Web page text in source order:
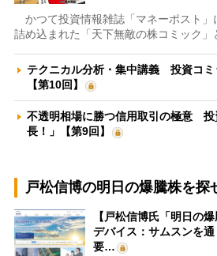
かつて投資情報雑誌「マネーポスト」
詰め込まれた「天下無敵の株コミック
テクニカル分析・集中講義 投資コミ
【第10回】
不透明相場に勝つ信用取引の極意 投
長！」【第9回】
戸松信博の明日の爆騰株を探
【戸松信博氏「明日の
デバイス：サムスンを
要…